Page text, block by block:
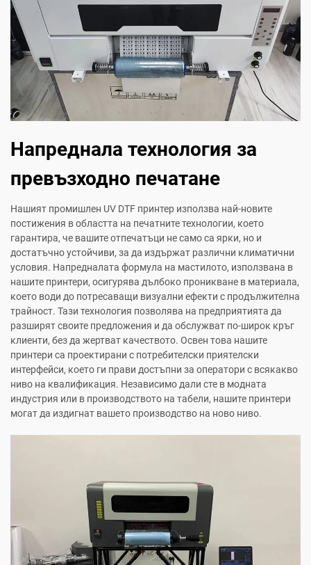
Напреднала технология за
превъзходно печатане
Нашият промишлен UV DTF принтер използва най-новите
постижения в областта на печатните технологии, което
гарантира, че вашите отпечатъци не само са ярки, но и
достатъчно устойчиви, за да издържат различни климатични
условия. Напредналата формула на мастилото, използвана в
нашите принтери, осигурява дълбоко проникване в материала,
което води до потресаващи визуални ефекти с продължителна
трайност. Тази технология позволява на предприятията да
разширят своите предложения и да обслужват по-широк кръг
клиенти, без да жертват качеството. Освен това нашите
принтери са проектирани с потребителски приятелски
интерфейси, което ги прави достъпни за оператори с всякакво
ниво на квалификация. Независимо дали сте в модната
индустрия или в производството на табели, нашите принтери
могат да издигнат вашето производство на ново ниво.